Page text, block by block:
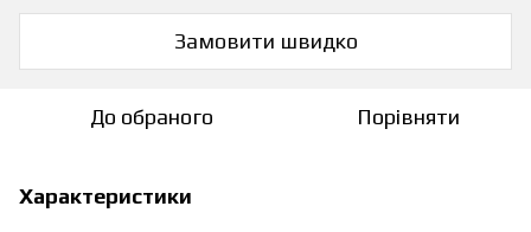
Замовити швидко
До обраного Порівняти
Характеристики